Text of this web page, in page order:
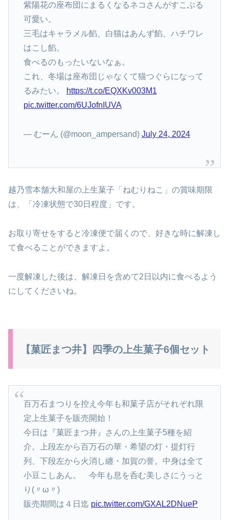
紫陽花の座布団にまるくなるネコさんがすこぶる
可愛い。
三毛はキャラメル餡、白猫はあんず餡、ハチワレ
はこし餡。
食べるのもったいないなぁ。
これ、冬場は座布団じゃなくて猫つぐらになって
るみたい。
https://t.co/EQXKv003M1
pic.twitter.com/6UJofnIUVA
— むーん (@moon_ampersand) July 24, 2024
越乃雪本舗大和屋の上生菓子「ねむりねこ」の賞味期限
は、「冷凍状態で30日程度」です。
お取り寄せをすると冷凍便で届くので、好きな時に解凍し
て食べることができますよ。
一度解凍した後は、解凍日を含めて2日以内に食べるよう
にしてくださいね。
【菓匠まつ井】四季の上生菓子6個セット
百万石まつりを控え今年も和菓子店がそれぞれ限
定上生菓子を販売開始！
今日は『菓匠まつ井』さんの上生菓子5種を紹
介。上段左から百万石の華・希望の灯・提灯行
列、下段左から火消し纏・加賀の誉。中身は全て
小豆こしあん。 今年も息を呑む美しさにうっと
り(〃ω〃)
販売期間は４日迄 pic.twitter.com/GXAL2DNueP